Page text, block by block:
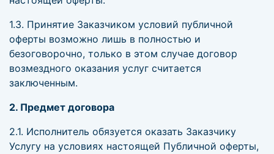
1.3. Принятие Заказчиком условий публичной
оферты возможно лишь в полностью и
безоговорочно, только в этом случае договор
возмездного оказания услуг считается
заключенным.
2. Предмет договора
2.1. Исполнитель обязуется оказать Заказчику
Услугу на условиях настоящей Публичной оферты,